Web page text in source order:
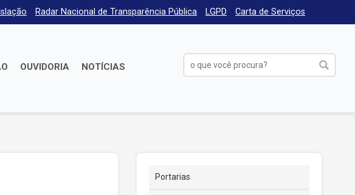
Radar Nacional de Transparência Pública LGPD Carta de Serviços
OUVIDORIA NOTÍCIAS
Portarias